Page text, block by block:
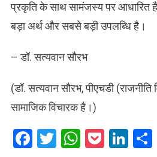
प्रकृति के साथ सामंजस्य पर आधारित
बड़ा अर्थ और सबसे बड़ी उपलब्धि है।
– डॉ. सत्यवान सौरभ
(डॉ. सत्यवान सौरभ, पीएचडी
सामाजिक विचारक है।)
Facebook
Twitter
WhatsApp
Pocket